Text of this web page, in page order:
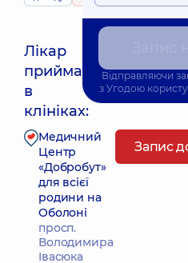
Лікар
приймає
в
клініках:
Найближчий час
Медичний
Центр
«Добробут»
для всієї
родини на
Оболоні
просп.
Володимира
Івасюка
Запис
Відправляючи
з Угодою